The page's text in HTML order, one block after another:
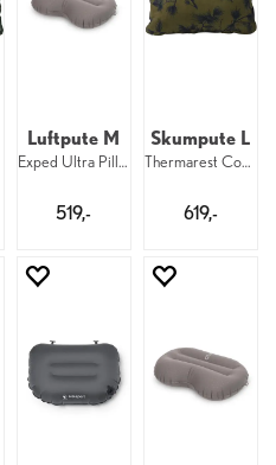
Luftpute M
Exped Ultra Pillow M Greygoose
519,-
Skumpute L
Thermarest Comp Pillow Cinch L Pines
619,-